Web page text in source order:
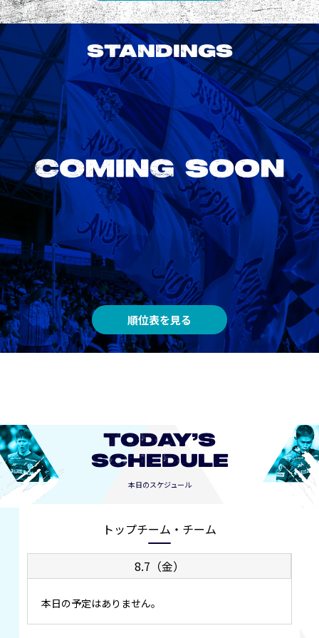
STANDINGS
順位表を見る
TODAY’S
SCHEDULE
本日のスケジュール
トップチーム・チーム
8.7（金）
本日の予定はありません。